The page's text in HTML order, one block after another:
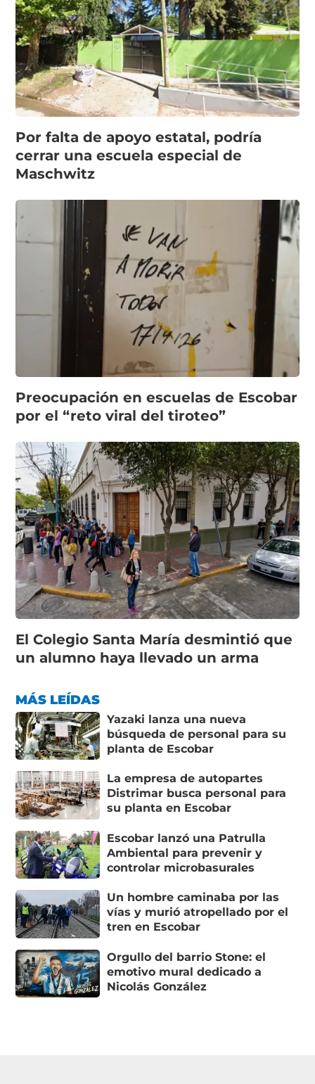
Por falta de apoyo estatal, podría
cerrar una escuela especial de
Maschwitz
Preocupación en escuelas de Escobar
por el “reto viral del tiroteo”
El Colegio Santa María desmintió que
un alumno haya llevado un arma
MÁS LEÍDAS
Yazaki lanza una nueva
búsqueda de personal para su
planta de Escobar
La empresa de autopartes
Distrimar busca personal para
su planta en Escobar
Escobar lanzó una Patrulla
Ambiental para prevenir y
controlar microbasurales
Un hombre caminaba por las
vías y murió atropellado por el
tren en Escobar
Orgullo del barrio Stone: el
emotivo mural dedicado a
Nicolás González